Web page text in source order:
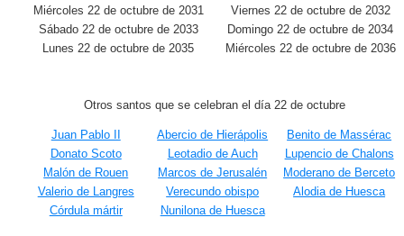
Miércoles 22 de octubre de 2031
Viernes 22 de octubre de 2032
Sábado 22 de octubre de 2033
Domingo 22 de octubre de 2034
Lunes 22 de octubre de 2035
Miércoles 22 de octubre de 2036
Otros santos que se celebran el día 22 de octubre
Juan Pablo II Abercio de Hierápolis
Benito de Massérac
Donato Scoto
Leotadio de Auch
Lupencio de Chalons
Malón de Rouen
Marcos de Jerusalén
Moderano de Berceto
Valerio de Langres
Verecundo obispo
Alodia de Huesca
Córdula mártir
Nunilona de Huesca